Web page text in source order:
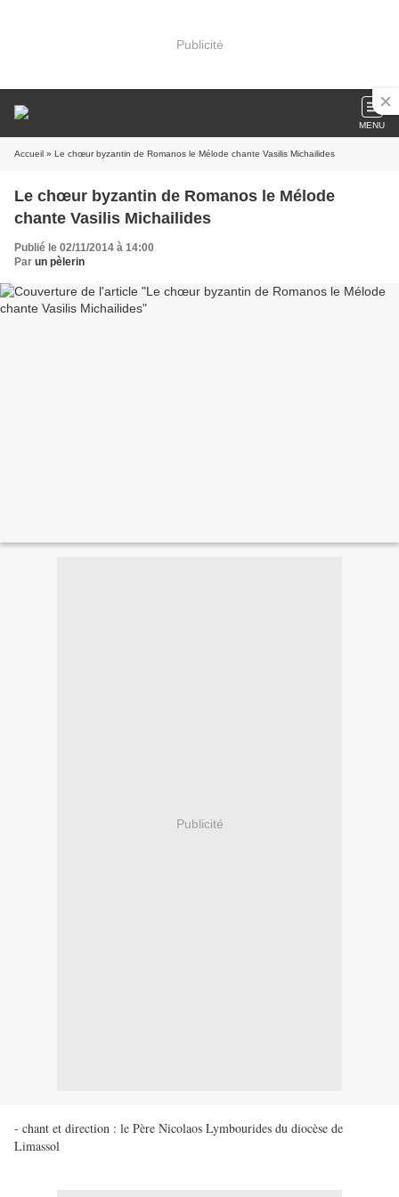
Publicité
MENU
Accueil » Le chœur byzantin de Romanos le Mélode chante Vasilis Michailides
Le chœur byzantin de Romanos le Mélode
chante Vasilis Michailides
Publié le 02/11/2014 à 14:00
Par un pèlerin
Publicité
- chant et direction : le Père Nicolaos Lymbourides du diocèse de
Limassol